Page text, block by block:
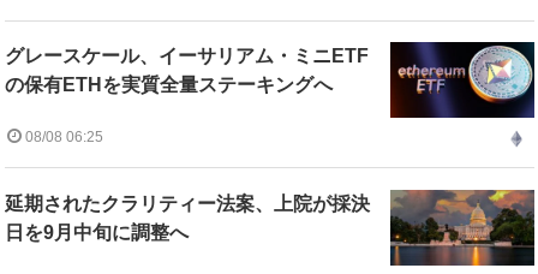
グレースケール、イーサリアム・ミニETF
の保有ETHを実質全量ステーキングへ
08/08 06:25
延期されたクラリティー法案、上院が採決
日を9月中旬に調整へ